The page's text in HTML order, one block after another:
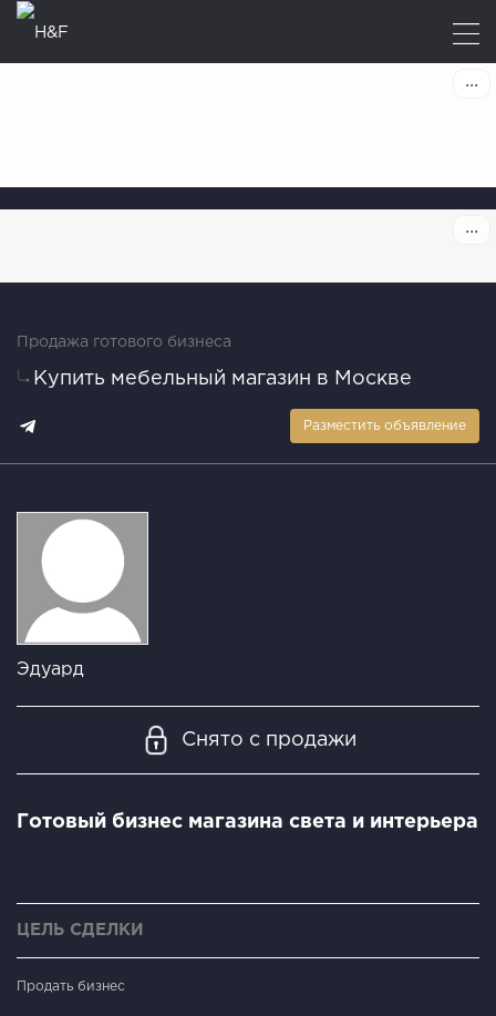
Продажа готового бизнеса
Купить мебельный магазин в Москве
Разместить объявление
Эдуард
Снято с продажи
Готовый бизнес магазина света и интерьера
ЦЕЛЬ СДЕЛКИ
Продать бизнес